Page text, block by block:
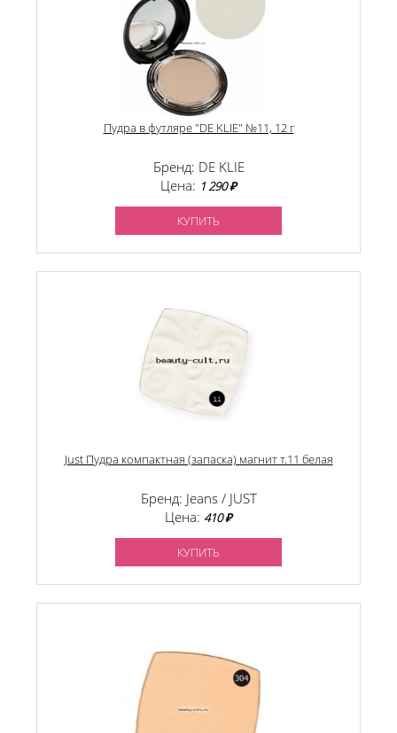
Пудра в футляре "DE KLIE" №11, 12 г
Бренд: DE KLIE
Цена: 1 290 ₽
КУПИТЬ
Just Пудра компактная (запаска) магнит т.11 белая
Бренд: Jeans / JUST
Цена: 410 ₽
КУПИТЬ